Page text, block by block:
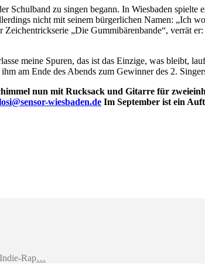
zu singen begann. In Wiesbaden spielte
nicht mit seinem bürgerlichen Namen: „Ich
„Die Gummibärenbande“, verrät
meine Spuren, das ist das Einzige, was bleibt,
am Ende des Abends zum Gewinner des 2.
nun mit Rucksack und Gitarre für
wiesbaden.de Im September ist ein
Rap…